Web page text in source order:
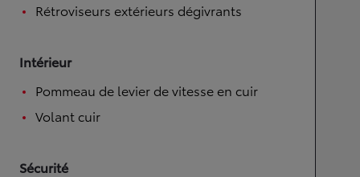
Rétroviseurs extérieurs dégivrants
Intérieur
Pommeau de levier de vitesse en cuir
Volant cuir
Sécurité